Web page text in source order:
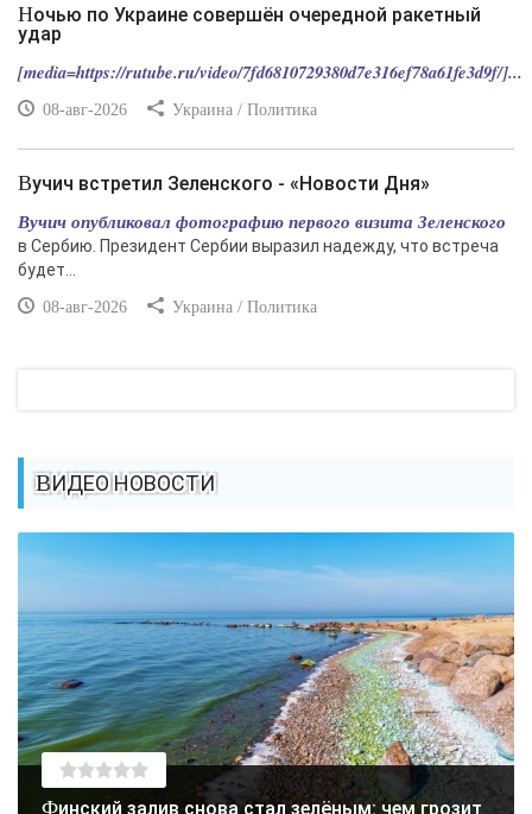
Ночью по Украине совершён очередной ракетный
удар
[media=https://rutube.ru/video/7fd6810729380d7e316ef78a61fe3d9f/]...
08-авг-2026 Украина / Политика
Вучич встретил Зеленского - «Новости Дня»
Вучич опубликовал фотографию первого визита Зеленского
в Сербию. Президент Сербии выразил надежду, что встреча
будет...
08-авг-2026 Украина / Политика
ВИДЕО НОВОСТИ
Финский залив снова стал зелёным: чем грозит